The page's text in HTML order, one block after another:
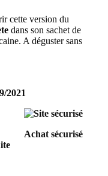
cette version du
dans son sachet de
A déguster sans
2021
Achat sécurisé